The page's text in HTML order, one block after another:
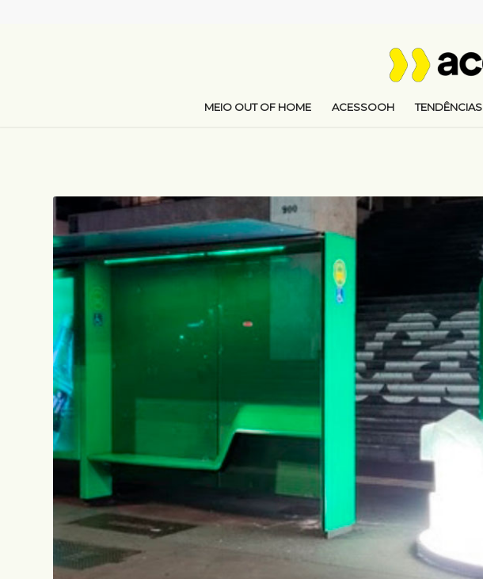
MEIO OUT OF HOME ACESSOOH TENDÊNCIAS